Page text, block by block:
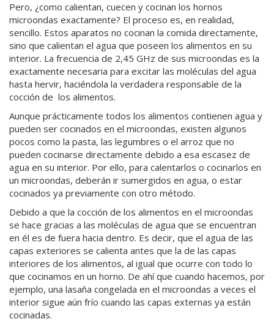
Pero, ¿como calientan, cuecen y cocinan los hornos
microondas exactamente? El proceso es, en realidad,
sencillo. Estos aparatos no cocinan la comida directamente,
sino que calientan el agua que poseen los alimentos en su
interior. La frecuencia de 2,45 GHz de sus microondas es la
exactamente necesaria para excitar las moléculas del agua
hasta hervir, haciéndola la verdadera responsable de la
cocción de los alimentos.
Aunque prácticamente todos los alimentos contienen agua y
pueden ser cocinados en el microondas, existen algunos
pocos como la pasta, las legumbres o el arroz que no
pueden cocinarse directamente debido a esa escasez de
agua en su interior. Por ello, para calentarlos o cocinarlos en
un microondas, deberán ir sumergidos en agua, o estar
cocinados ya previamente con otro método.
Debido a que la cocción de los alimentos en el microondas
se hace gracias a las moléculas de agua que se encuentran
en él es de fuera hacia dentro. Es decir, que el agua de las
capas exteriores se calienta antes que la de las capas
interiores de los alimentos, al igual que ocurre con todo lo
que cocinamos en un horno. De ahí que cuando hacemos, por
ejemplo, una lasaña congelada en el microondas a veces el
interior sigue aún frío cuando las capas externas ya están
cocinadas.